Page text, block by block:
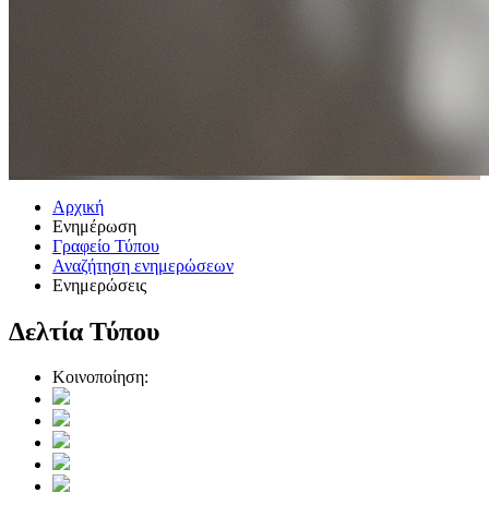
Αρχική
Ενημέρωση
Γραφείο Τύπου
Αναζήτηση ενημερώσεων
Ενημερώσεις
Δελτία Τύπου
Κοινοποίηση: